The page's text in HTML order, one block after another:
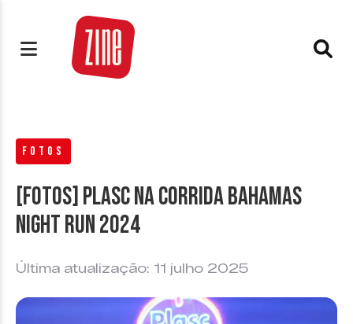
FOTOS
[FOTOS] Plasc na Corrida Bahamas
Night Run 2024
Última atualização: 11 julho 2025